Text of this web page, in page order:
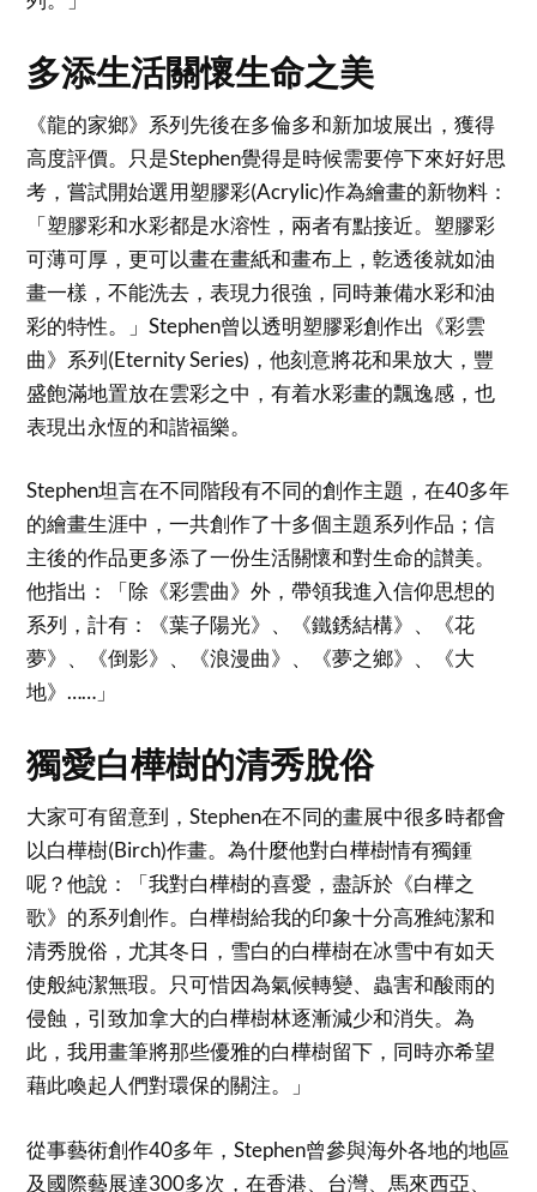
多添生活關懷生命之美
《龍的家鄉》系列先後在多倫多和新加坡展出，獲得
高度評價。只是Stephen覺得是時候需要停下來好好思
考，嘗試開始選用塑膠彩(Acrylic)作為繪畫的新物料：
「塑膠彩和水彩都是水溶性，兩者有點接近。塑膠彩
可薄可厚，更可以畫在畫紙和畫布上，亁透後就如油
畫一樣，不能洗去，表現力很強，同時兼備水彩和油
彩的特性。」Stephen曾以透明塑膠彩創作出《彩雲
曲》系列(Eternity Series)，他刻意將花和果放大，豐
盛飽滿地置放在雲彩之中，有着水彩畫的飄逸感，也
表現出永恆的和諧福樂。
Stephen坦言在不同階段有不同的創作主題，在40多年
的繪畫生涯中，一共創作了十多個主題系列作品；信
主後的作品更多添了一份生活關懷和對生命的讃美。
他指出：「除《彩雲曲》外，帶領我進入信仰思想的
系列，計有：《葉子陽光》、《鐵銹結構》、《花
夢》、《倒影》、《浪漫曲》、《夢之鄉》、《大
地》……」
獨愛白樺樹的清秀脫俗
大家可有留意到，Stephen在不同的畫展中很多時都會
以白樺樹(Birch)作畫。為什麼他對白樺樹情有獨鍾
呢？他說：「我對白樺樹的喜愛，盡訴於《白樺之
歌》的系列創作。白樺樹給我的印象十分高雅純潔和
清秀脫俗，尤其冬日，雪白的白樺樹在冰雪中有如天
使般純潔無瑕。只可惜因為氣候轉變、蟲害和酸雨的
侵蝕，引致加拿大的白樺樹林逐漸減少和消失。為
此，我用畫筆將那些優雅的白樺樹留下，同時亦希望
藉此喚起人們對環保的關注。」
從事藝術創作40多年，Stephen曾參與海外各地的地區
及國際藝展達300多次，在香港、台灣、馬來西亞、